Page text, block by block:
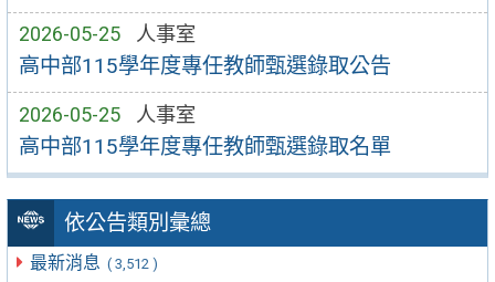
2026-05-25 人事室
高中部115學年度專任教師甄選錄取公告
2026-05-25 人事室
高中部115學年度專任教師甄選錄取名單
依公告類別彙總
最新消息 ( 3,512 )